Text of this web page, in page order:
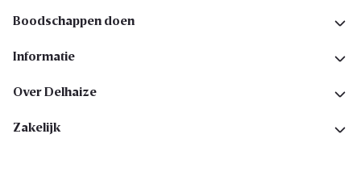
Boodschappen doen
Informatie
Over Delhaize
Zakelijk